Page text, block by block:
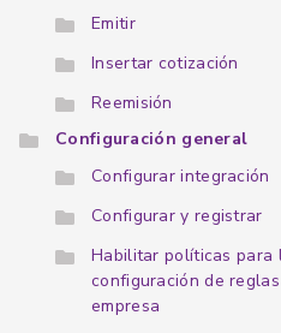
Emitir
Insertar cotización
Reemisión
Configuración general
Configurar integración
Configurar y registrar
Habilitar políticas para
configuración de
empresa